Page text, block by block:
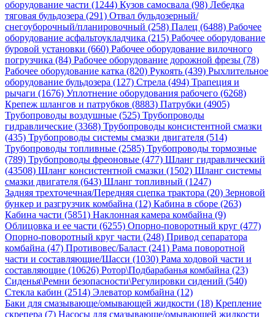
оборудование части (1244) Кузов самосвала (98) Лебедка
тяговая бульдозера (291) Отвал бульдозерный/
снегоуборочный/планировочный (258) Палец (6488) Рабочее
оборудование асфальтоукладчика (215) Рабочее оборудование
буровой установки (660) Рабочее оборудование вилочного
погрузчика (84) Рабочее оборудование дорожной фрезы (78)
Рабочее оборудование катка (820) Рукоять (439) Рыхлительное
оборудование бульдозера (127) Стрела (494) Трапеция и
рычаги (1676) Уплотнение оборудования рабочего (6268)
Крепеж шлангов и патрубков (8883) Патрубки (4905)
Трубопроводы воздушные (525) Трубопроводы
гидравлические (3368) Трубопроводы консистентной смазки
(435) Трубопроводы системы смазки двигателя (514)
Трубопроводы топливные (2585) Трубопроводы тормозные
(789) Трубопроводы фреоновые (477) Шланг гидравлический
(43508) Шланг консистентной смазки (1502) Шланг системы
смазки двигателя (643) Шланг топливный (1247)
Задняя трехточечная/Передняя сцепка трактора (20) Зерновой
бункер и разгрузчик комбайна (12) Кабина в сборе (263)
Кабина части (5851) Наклонная камера комбайна (9)
Облицовка и ее части (6255) Опорно-поворотный круг (477)
Опорно-поворотный круг части (248) Привод сепаратора
комбайна (47) Противовес/Баласт (241) Рама поворотной
части и составляющие/Шасси (1030) Рама ходовой части и
составляющие (10626) Ротор\Подбарабанья комбайна (23)
Сиденья\Ремни безопасности\Регулировки сидений (540)
Стекла кабин (2514) Элеватор комбайна (12)
Баки для смазывающе/омывающей жидкости (18) Крепление
скрепера (7) Насосы для смазывающе/омывающей жидкости